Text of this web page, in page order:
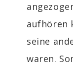
aufhören
seine
waren.